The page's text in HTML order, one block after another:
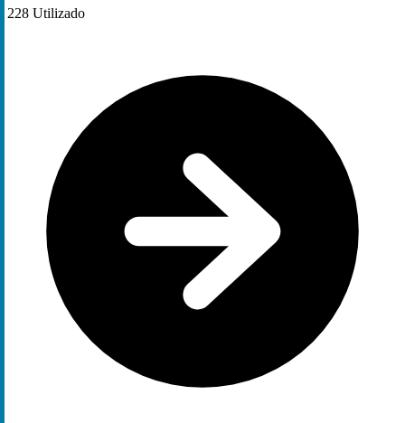
228 Utilizado